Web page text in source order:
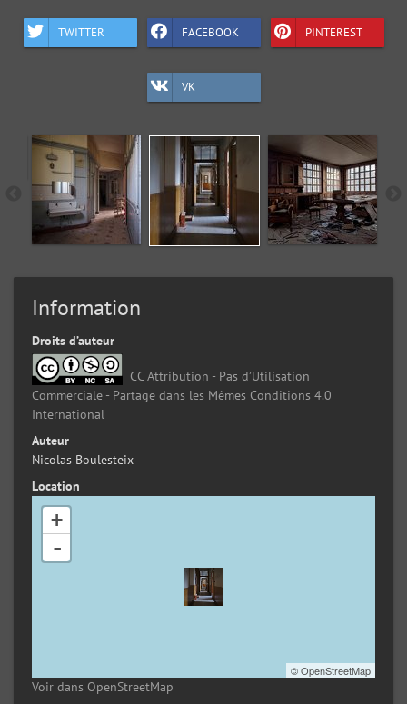
TWITTER FACEBOOK PINTEREST
VK
Information
Droits d’auteur
CC Attribution - Pas d’Utilisation
Commerciale - Partage dans les Mêmes Conditions 4.0
International
Auteur
Nicolas Boulesteix
Location
+
-
©OpenStreetMap
Voir dans OpenStreetMap